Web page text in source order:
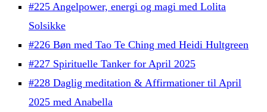
#225 Angelpower, energi og magi med Lolita
Solsikke
#226 Bøn med Tao Te Ching med Heidi Hultgreen
#227 Spirituelle Tanker for April 2025
#228 Daglig meditation & Affirmationer til April
2025 med Anabella